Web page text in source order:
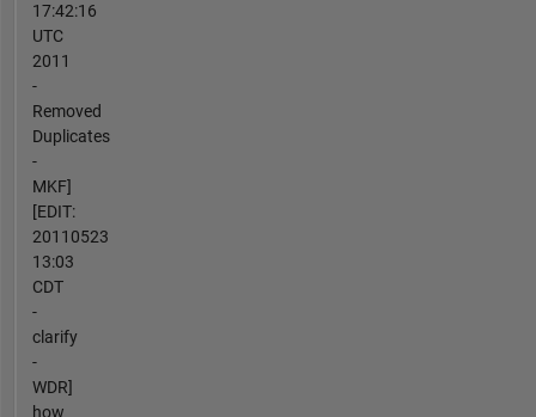
17:42:16
UTC
2011
-
Removed
Duplicates
-
MKF]
[EDIT:
20110523
13:03
CDT
-
clarify
-
WDR]
how